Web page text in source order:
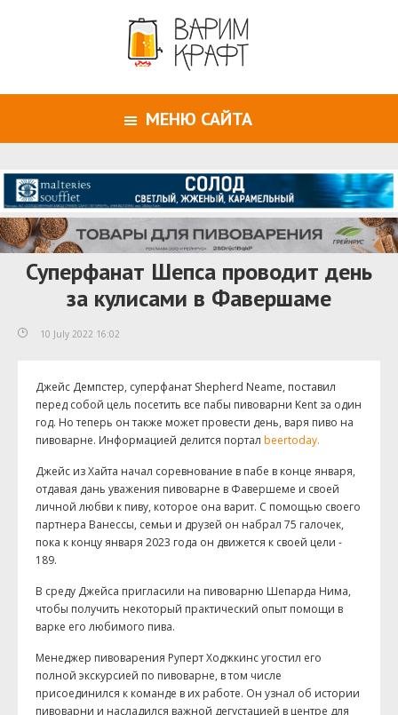
МЕНЮ САЙТА
Суперфанат Шепса проводит день
за кулисами в Фавершаме
10 July 2022 16:02
Джейс Демпстер, суперфанат Shepherd Neame, поставил
перед собой цель посетить все пабы пивоварни Kent за один
год. Но теперь он также может провести день, варя пиво на
пивоварне. Информацией делится портал beertoday.
Джейс из Хайта начал соревнование в пабе в конце января,
отдавая дань уважения пивоварне в Фавершеме и своей
личной любви к пиву, которое она варит. С помощью своего
партнера Ванессы, семьи и друзей он набрал 75 галочек,
пока к концу января 2023 года он движется к своей цели -
189.
В среду Джейса пригласили на пивоварню Шепарда Нима,
чтобы получить некоторый практический опыт помощи в
варке его любимого пива.
Менеджер пивоварения Руперт Ходжкинс угостил его
полной экскурсией по пивоварне, в том числе
присоединился к команде в их работе. Он узнал об истории
пивоварни и насладился важной дегустацией в центре для